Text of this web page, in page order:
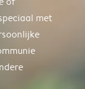
met